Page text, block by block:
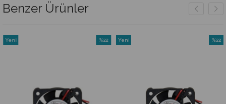
Benzer Ürünler
%22
Yeni
%22
Yeni